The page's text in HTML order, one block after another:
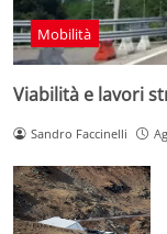
Mobilità
Viabilità e lavori
Sandro Faccinelli